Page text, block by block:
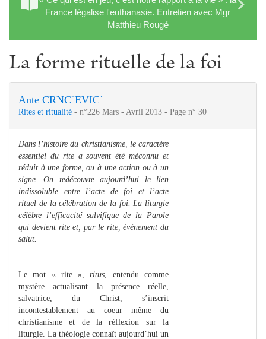
France légalise l'euthanasie. Entretien avec Mgr
Matthieu Rougé
La forme rituelle de la foi
Ante CRNCˇEVIC´
Rites et ritualité - n°226 Mars - Avril 2013 - Page n° 30
Dans l’histoire du christianisme, le caractère
essentiel du rite a souvent été méconnu et
réduit à une forme, ou à une action ou à un
signe. On redécouvre aujourd’hui le lien
indissoluble entre l’acte de foi et l’acte
rituel de la célébration de la foi. La liturgie
célèbre l’efficacité salvifique de la Parole
qui devient rite et, par le rite, événement du
salut.
Le mot « rite »,ritus , entendu comme
mystère actualisant la présence réelle,
salvatrice, du Christ, s’inscrit
incontestablement au coeur même du
christianisme et de la réflexion sur la
liturgie. La théologie connaît aujourd’hui un